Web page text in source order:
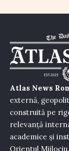
Atlas News
externă,
construită pe
relevanță
academice și
Orientul Mijlociu.